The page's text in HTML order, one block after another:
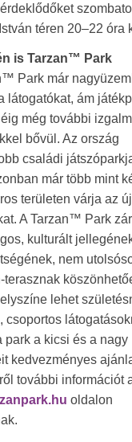
téren 20–22 óra
is Tarzan™ Park
Park már
látogatókat, ám
még további
bővül. Az ország
családi
már több mint
területen várja az
A Tarzan™ Park
kulturált
nem
terasznak
lehet
csoportos
park a kicsi és a nagy
kedvezményes
további információt
oldalon